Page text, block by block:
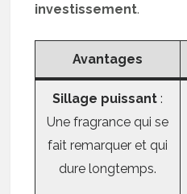
investissement.
Avantages
Sillage puissant :
Une fragrance qui se
fait remarquer et qui
dure longtemps.